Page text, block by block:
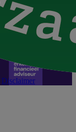
Disclaimer